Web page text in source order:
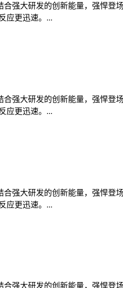
强大研发的创新能量，强悍登
应更迅速。...
强大研发的创新能量，强悍登
应更迅速。...
强大研发的创新能量，强悍登
应更迅速。...
强大研发的创新能量，强悍登